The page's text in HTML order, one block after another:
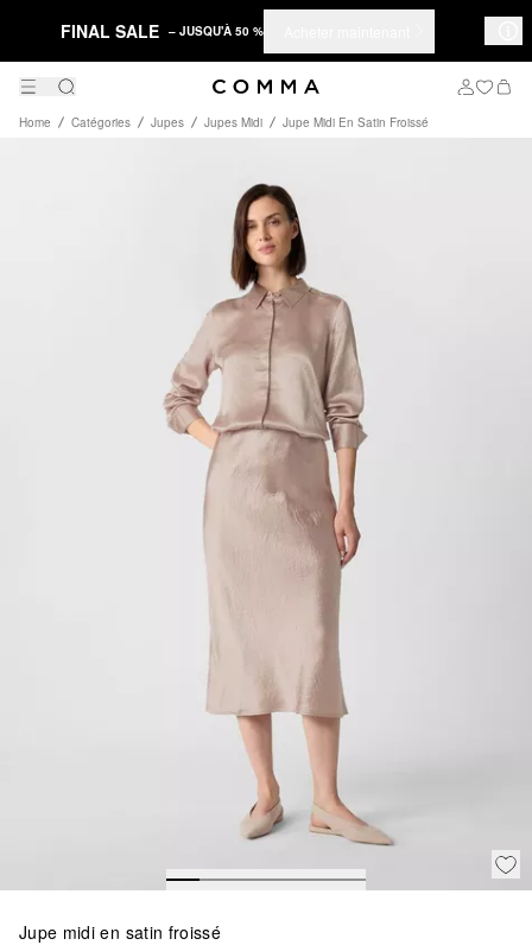
FINAL SALE – JUSQU'À 50 %
Home Catégories Jupes Jupes Midi Jupe Midi En Satin Froissé
Jupe midi en satin froissé